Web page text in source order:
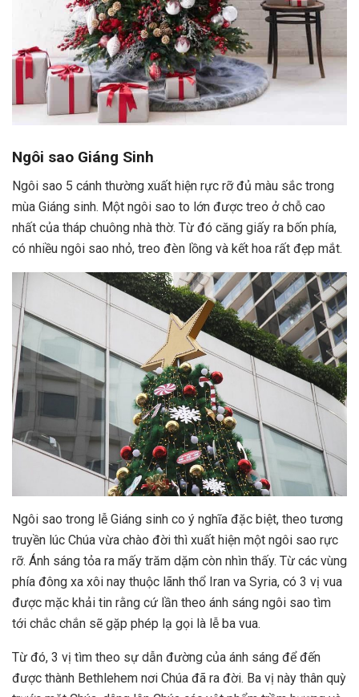
Ngôi sao Giáng Sinh
Ngôi sao 5 cánh thường xuất hiện rực rỡ đủ màu sắc trong
mùa Giáng sinh. Một ngôi sao to lớn được treo ở chỗ cao
nhất của tháp chuông nhà thờ. Từ đó căng giấy ra bốn phía,
có nhiều ngôi sao nhỏ, treo đèn lồng và kết hoa rất đẹp mắt.
Ngôi sao trong lễ Giáng sinh co ý nghĩa đặc biệt, theo tương
truyền lúc Chúa vừa chào đời thì xuất hiện một ngôi sao rực
rỡ. Ánh sáng tỏa ra mấy trăm dặm còn nhìn thấy. Từ các vùng
phía đông xa xôi nay thuộc lãnh thổ Iran va Syria, có 3 vị vua
được mặc khải tin rằng cứ lần theo ánh sáng ngôi sao tìm
tới chắc chắn sẽ gặp phép lạ gọi là lễ ba vua.
Từ đó, 3 vị tìm theo sự dẫn đường của ánh sáng để đến
được thành Bethlehem nơi Chúa đã ra đời. Ba vị này thân quỳ